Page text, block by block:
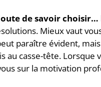
de savoir
Mieux vaut
paraître évident,
casse-tête. Lorsque
sur la motivation